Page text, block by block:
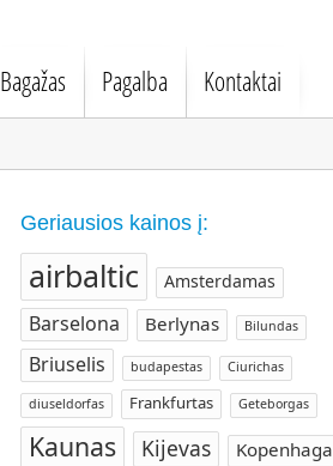
Bagažas Pagalba Kontaktai
Geriausios kainos į:
airbaltic Amsterdamas
Barselona Berlynas Bilundas
Briuselis budapestas Ciurichas
diuseldorfas Frankfurtas Geteborgas
Kaunas Kijevas Kopenhaga